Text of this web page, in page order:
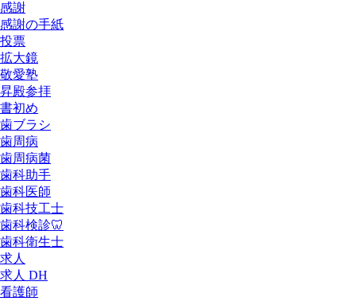
感謝
感謝の手紙
投票
拡大鏡
敬愛塾
昇殿参拝
書初め
歯ブラシ
歯周病
歯周病菌
歯科助手
歯科医師
歯科技工士
歯科検診🦷
歯科衛生士
求人
求人 DH
看護師